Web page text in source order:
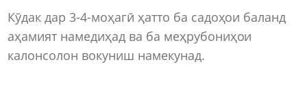
Кӯдак дар 3-4-моҳагӣ ҳатто ба садоҳои баланд
аҳамият намедиҳад ва ба меҳрубониҳои
калонсолон вокуниш намекунад.